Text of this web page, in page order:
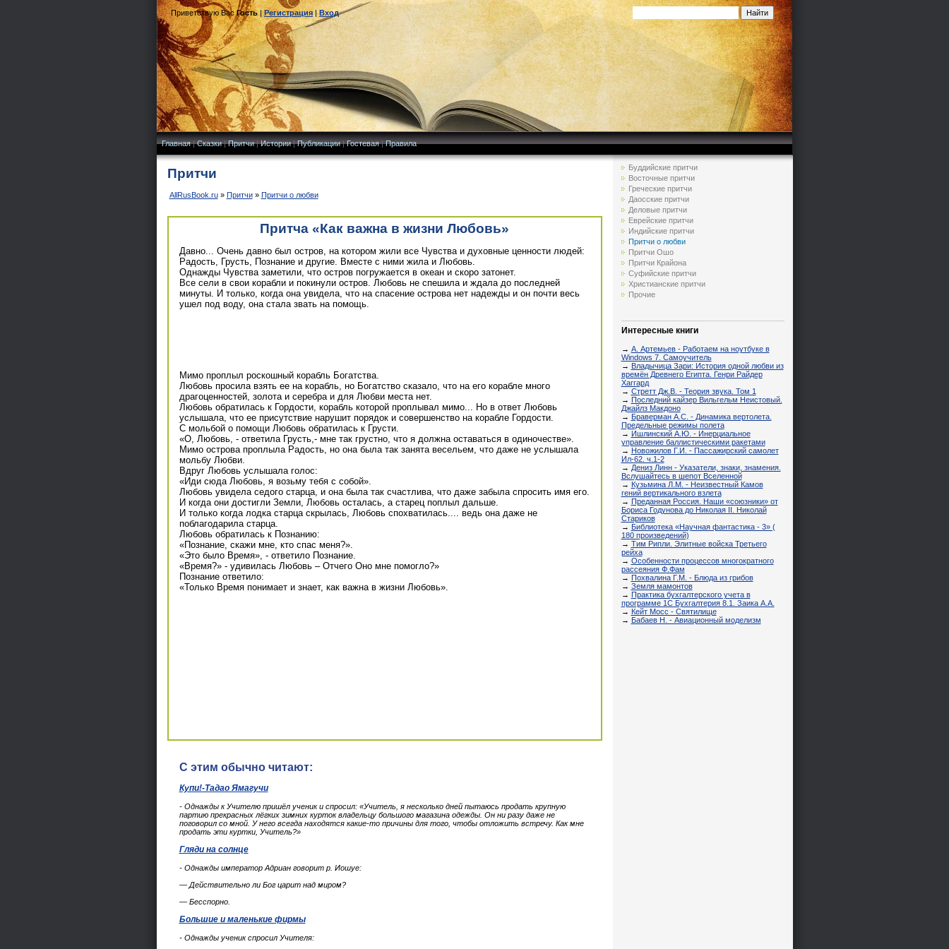
Приветствую Вас Гость|Регистрация|Вход
Главная|Сказки|Притчи|Истории|Публикации|Гостевая|Правила
Притчи
AllRusBook.ru» Притчи» Притчи о любви
Притча «Как важна в жизни Любовь»
Давно... Очень давно был остров, на котором жили все Чувства и духовные ценности людей:
Радость, Грусть, Познание и другие. Вместе с ними жила и Любовь.
Однажды Чувства заметили, что остров погружается в океан и скоро затонет.
Все сели в свои корабли и покинули остров. Любовь не спешила и ждала до последней
минуты. И только, когда она увидела, что на спасение острова нет надежды и он почти весь
ушел под воду, она стала звать на помощь.
Мимо проплыл роскошный корабль Богатства.
Любовь просила взять ее на корабль, но Богатство сказало, что на его корабле много
драгоценностей, золота и серебра и для Любви места нет.
Любовь обратилась к Гордости, корабль которой проплывал мимо... Но в ответ Любовь
услышала, что ее присутствие нарушит порядок и совершенство на корабле Гордости.
С мольбой о помощи Любовь обратилась к Грусти.
«О, Любовь, - ответила Грусть,- мне так грустно, что я должна оставаться в одиночестве».
Мимо острова проплыла Радость, но она была так занята весельем, что даже не услышала
мольбу Любви.
Вдруг Любовь услышала голос:
«Иди сюда Любовь, я возьму тебя с собой».
Любовь увидела седого старца, и она была так счастлива, что даже забыла спросить имя его.
И когда они достигли Земли, Любовь осталась, а старец поплыл дальше.
И только когда лодка старца скрылась, Любовь спохватилась.... ведь она даже не
поблагодарила старца.
Любовь обратилась к Познанию:
«Познание, скажи мне, кто спас меня?».
«Это было Время», - ответило Познание.
«Время?» - удивилась Любовь – Отчего Оно мне помогло?»
Познание ответило:
«Только Время понимает и знает, как важна в жизни Любовь».
С этим обычно читают:
Купи!-Тадао Ямагучи
- Однажды к Учителю пришёл ученик и спросил: «Учитель, я несколько дней пытаюсь продать крупную
партию прекрасных лёгких зимних курток владельцу большого магазина одежды. Он ни разу даже не
поговорил со мной. У него всегда находятся какие-то причины для того, чтобы отложить встречу. Как мне
продать эти куртки, Учитель?»
Гляди на солнце
- Однажды император Адриан говорит р. Иошуе:
— Действительно ли Бог царит над миром?
— Бесспорно.
Большие и маленькие фирмы
- Однажды ученик спросил Учителя:
Буддийские притчи
Восточные притчи
Греческие притчи
Даосские притчи
Деловые притчи
Еврейские притчи
Индийские притчи
Притчи о любви
Притчи Ошо
Притчи Крайона
Суфийские притчи
Христианские притчи
Прочие
Интересные книги
→ А. Артемьев - Работаем на ноутбуке в
Windows 7. Самоучитель
→ Владычица Зари: История одной любви из
времён Древнего Египта. Генри Райдер
Хаггард
→ Стретт Дж.В. - Теория звука. Том 1
→ Последний кайзер Вильгельм Неистовый.
Джайлз Макдоно
→ Браверман А.С. - Динамика вертолета.
Предельные режимы полета
→ Ишлинский А.Ю. - Инерциальное
управление баллистическими ракетами
→ Новожилов Г.И. - Пассажирский самолет
Ил-62. ч.1-2
→ Дениз Линн - Указатели, знаки, знамения.
Вслушайтесь в шепот Вселенной
→ Кузьмина Л.М. - Неизвестный Камов
гений вертикального взлета
→ Преданная Россия. Наши «союзники» от
Бориса Годунова до Николая II. Николай
Стариков
→ Библиотека «Научная фантастика - 3» (
180 произведений)
→ Тим Рипли. Элитные войска Третьего
рейха
→ Особенности процессов многократного
рассеяния Ф.Фам
→ Похвалина Г.М. - Блюда из грибов
→ Земля мамонтов
→ Практика бухгалтерского учета в
программе 1С Бухгалтерия 8.1. Заика А.А.
→ Кейт Мосс - Святилище
→ Бабаев Н. - Авиационный моделизм